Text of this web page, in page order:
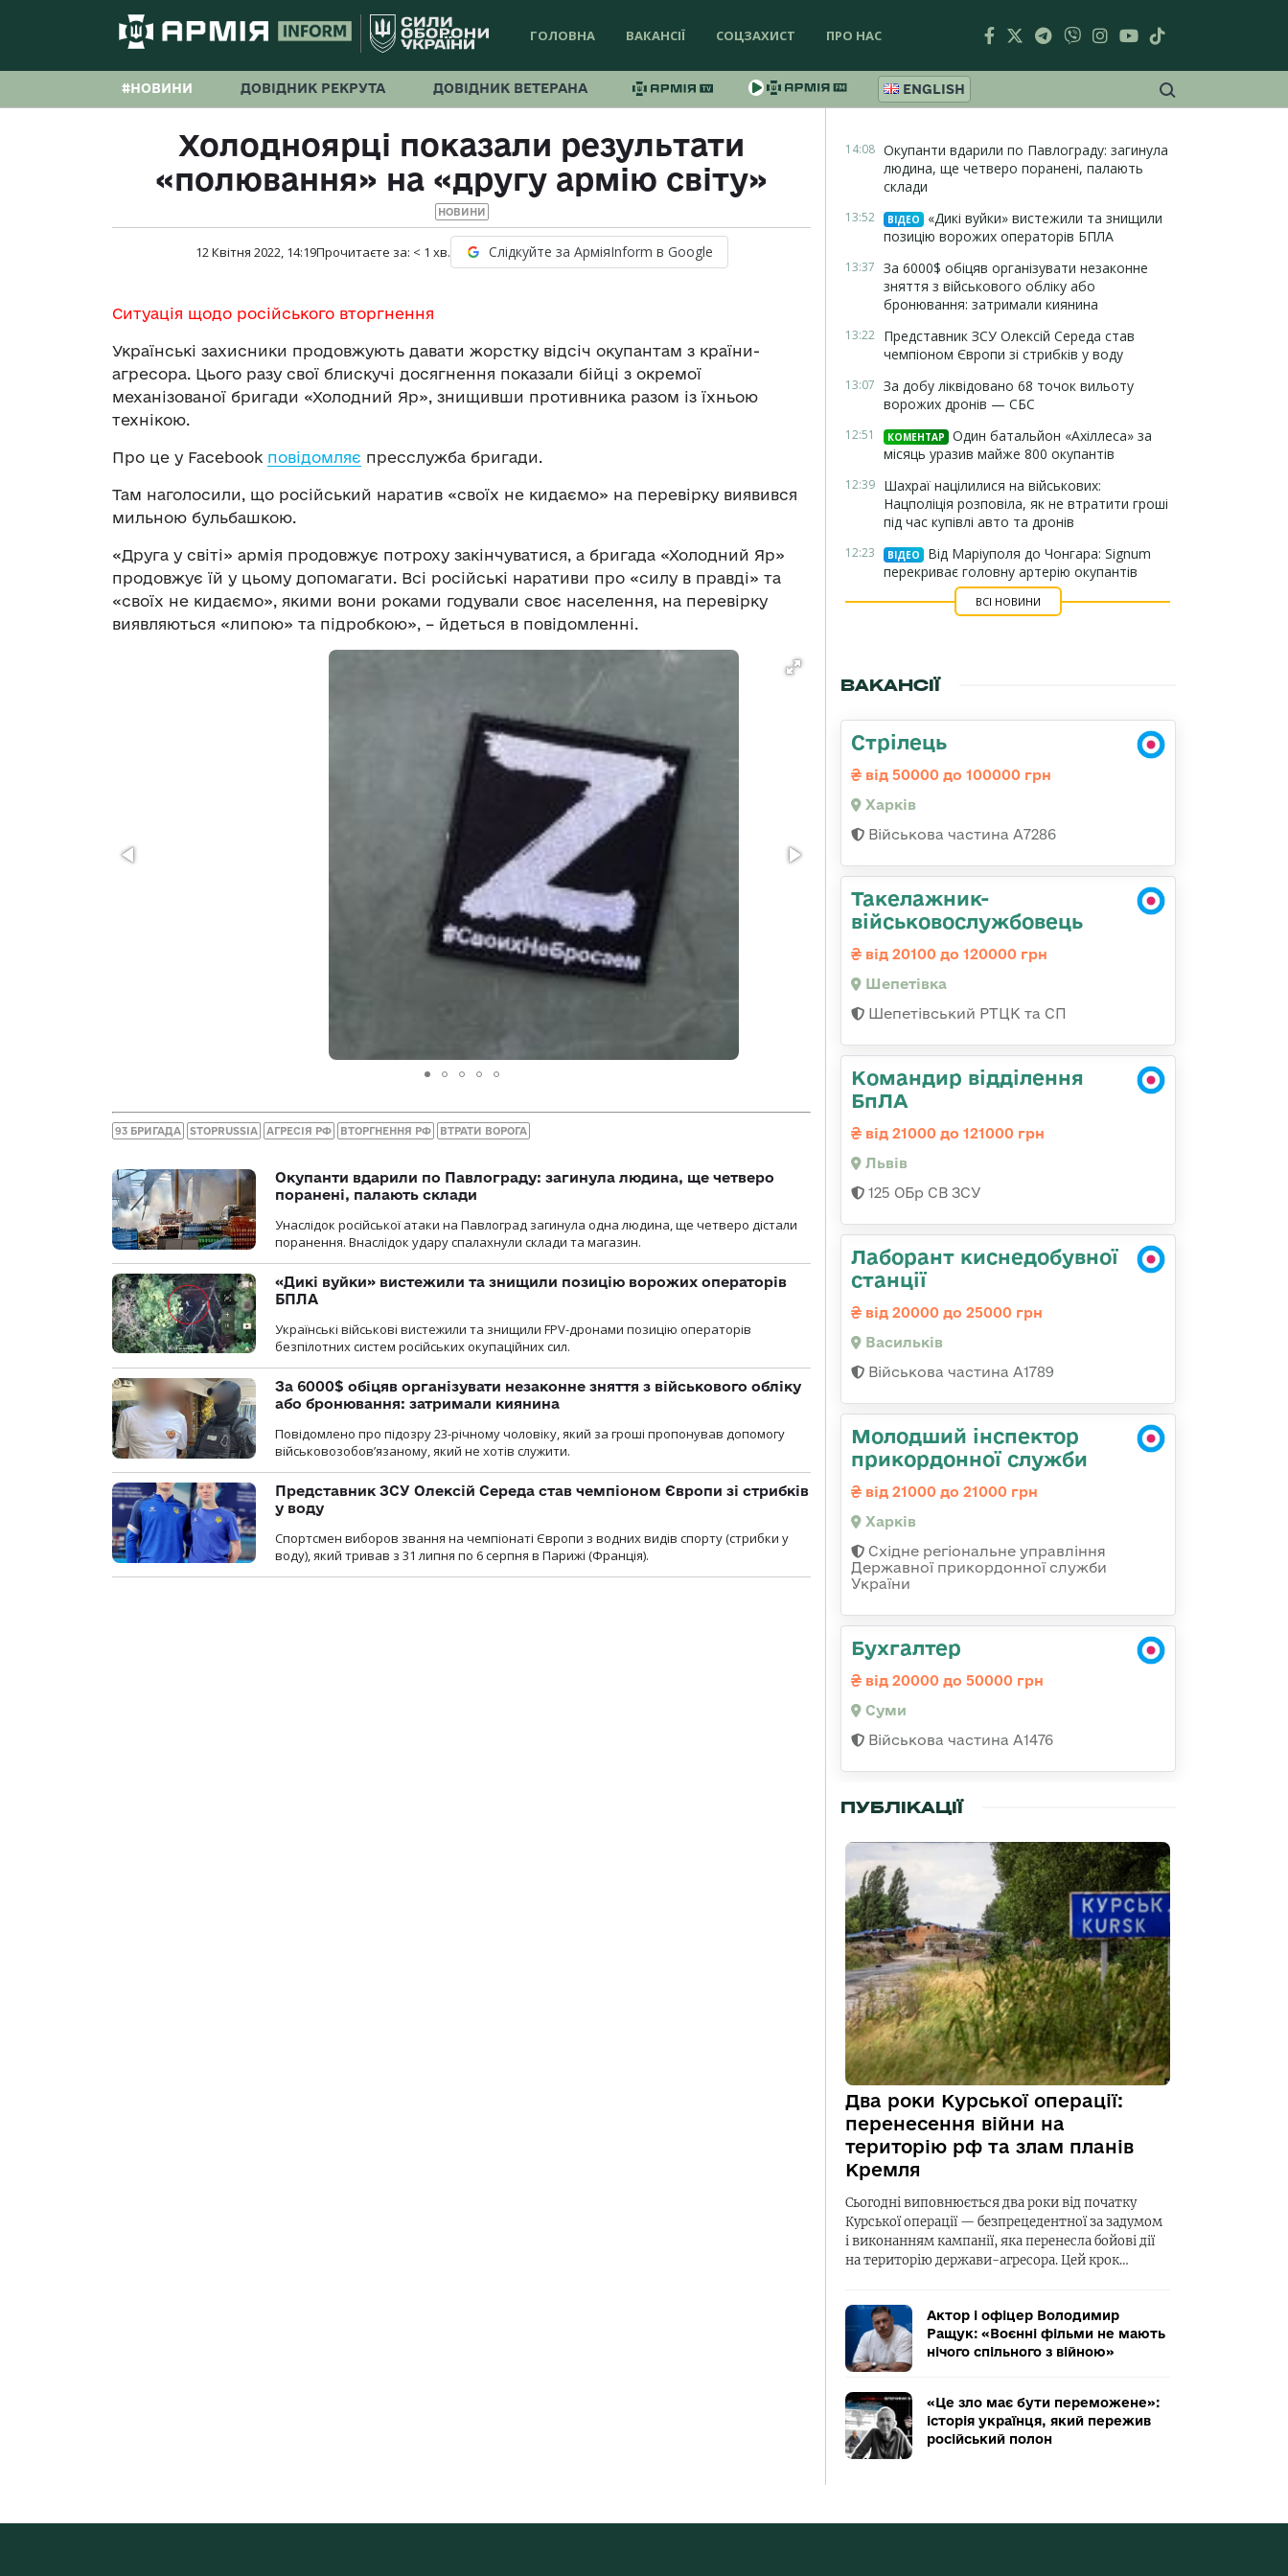
ГОЛОВНА ВАКАНСІЇ СОЦЗАХИСТ ПРО НАС
#НОВИНИ ДОВІДНИК РЕКРУТА ДОВІДНИК ВЕТЕРАНА ENGLISH
Холодноярці показали результати
«полювання» на «другу армію світу»
НОВИНИ
12 Квітня 2022, 14:19Прочитаєте за: < 1 хв. Слідкуйте за АрміяInform в Google
Ситуація щодо російського вторгнення
Українські захисники продовжують давати жорстку відсіч окупантам з країни-
агресора. Цього разу свої блискучі досягнення показали бійці з окремої
механізованої бригади «Холодний Яр», знищивши противника разом із їхньою
технікою.
Про це у Facebook повідомляє пресслужба бригади.
Там наголосили, що російський наратив «своїх не кидаємо» на перевірку виявився
мильною бульбашкою.
«Друга у світі» армія продовжує потроху закінчуватися, а бригада «Холодний Яр»
продовжує їй у цьому допомагати. Всі російські наративи про «силу в правді» та
«своїх не кидаємо», якими вони роками годували своє населення, на перевірку
виявляються «липою» та підробкою», – йдеться в повідомленні.
93 БРИГАДА STOPRUSSIA АГРЕСІЯ РФ ВТОРГНЕННЯ РФ ВТРАТИ ВОРОГА
Окупанти вдарили по Павлограду: загинула людина, ще четверо
поранені, палають склади
Унаслідок російської атаки на Павлоград загинула одна людина, ще четверо дістали
поранення. Внаслідок удару спалахнули склади та магазин.
«Дикі вуйки» вистежили та знищили позицію ворожих операторів
БПЛА
Українські військові вистежили та знищили FPV-дронами позицію операторів
безпілотних систем російських окупаційних сил.
За 6000$ обіцяв організувати незаконне зняття з військового обліку
або бронювання: затримали киянина
Повідомлено про підозру 23-річному чоловіку, який за гроші пропонував допомогу
військовозобов’язаному, який не хотів служити.
Представник ЗСУ Олексій Середа став чемпіоном Європи зі стрибків
у воду
Спортсмен виборов звання на чемпіонаті Європи з водних видів спорту (стрибки у
воду), який тривав з 31 липня по 6 серпня в Парижі (Франція).
14:08 Окупанти вдарили по Павлограду: загинула
людина, ще четверо поранені, палають
склади
13:52 ВІДЕО
«Дикі вуйки» вистежили та знищили
позицію ворожих операторів БПЛА
13:37 За 6000$ обіцяв організувати незаконне
зняття з військового обліку або
бронювання: затримали киянина
13:22 Представник ЗСУ Олексій Середа став
чемпіоном Європи зі стрибків у воду
13:07 За добу ліквідовано 68 точок вильоту
ворожих дронів — СБС
12:51 КОМЕНТАР
Один батальйон «Ахіллеса» за
місяць уразив майже 800 окупантів
12:39 Шахраї націлилися на військових:
Нацполіція розповіла, як не втратити гроші
під час купівлі авто та дронів
12:23 ВІДЕО
Від Маріуполя до Чонгара: Signum
перекриває головну артерію окупантів
ВСІ НОВИНИ
ВАКАНСІЇ
Стрілець
від 50000 до 100000 грн
Харків
Військова частина А7286
Такелажник-
військовослужбовець
від 20100 до 120000 грн
Шепетівка
Шепетівський РТЦК та СП
Командир відділення
БпЛА
від 21000 до 121000 грн
Львів
125 ОБр СВ ЗСУ
Лаборант киснедобувної
станції
від 20000 до 25000 грн
Васильків
Військова частина А1789
Молодший інспектор
прикордонної служби
від 21000 до 21000 грн
Харків
Східне регіональне управління
Державної прикордонної служби
України
Бухгалтер
від 20000 до 50000 грн
Суми
Військова частина А1476
ПУБЛІКАЦІЇ
Два роки Курської операції:
перенесення війни на
територію рф та злам планів
Кремля
Сьогодні виповнюється два роки від початку
Курської операції — безпрецедентної за задумом
і виконанням кампанії, яка перенесла бойові дії
на територію держави-агресора. Цей крок…
Актор і офіцер Володимир
Ращук: «Воєнні фільми не мають
нічого спільного з війною»
«Це зло має бути переможене»:
історія українця, який пережив
російський полон